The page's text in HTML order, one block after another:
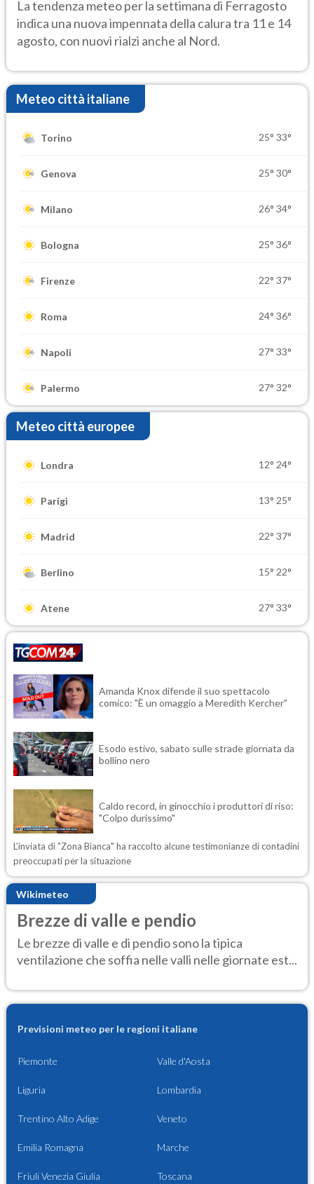
La tendenza meteo per la settimana di Ferragosto
indica una nuova impennata della calura tra 11 e 14
agosto, con nuovi rialzi anche al Nord.
Meteo città italiane
Torino 25° 33°
Genova 25° 30°
Milano 26° 34°
Bologna 25° 36°
Firenze 22° 37°
Roma 24° 36°
Napoli 27° 33°
Palermo 27° 32°
Meteo città europee
Londra 12° 24°
Parigi 13° 25°
Madrid 22° 37°
Berlino 15° 22°
Atene 27° 33°
Amanda Knox difende il suo spettacolo
comico: "È un omaggio a Meredith Kercher"
Esodo estivo, sabato sulle strade giornata da
bollino nero
Caldo record, in ginocchio i produttori di riso:
"Colpo durissimo"
L’inviata di "Zona Bianca" ha raccolto alcune testimonianze di contadini
preoccupati per la situazione
Wikimeteo
Brezze di valle e pendio
Le brezze di valle e di pendio sono la tipica
ventilazione che soffia nelle valli nelle giornate est...
Previsioni meteo per le regioni italiane
Piemonte Valle d'Aosta
Liguria Lombardia
Trentino Alto Adige Veneto
Emilia Romagna Marche
Friuli Venezia Giulia Toscana